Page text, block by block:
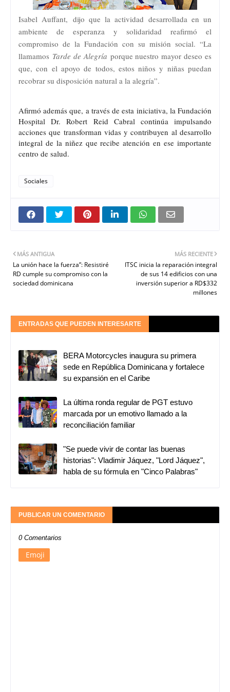
Isabel Auffant, dijo que la actividad desarrollada en un
ambiente de esperanza y solidaridad reafirmó el
compromiso de la Fundación con su misión social. “La
llamamos Tarde de Alegría porque nuestro mayor deseo es
que, con el apoyo de todos, estos niños y niñas puedan
recobrar su disposición natural a la alegría”.
Afirmó además que, a través de esta iniciativa, la Fundación
Hospital Dr. Robert Reid Cabral continúa impulsando
acciones que transforman vidas y contribuyen al desarrollo
integral de la niñez que recibe atención en ese importante
centro de salud.
Sociales
MÁS RECIENTE
ITSC inicia la reparación integral
de sus 14 edificios con una
inversión superior a RD$332
millones
MÁS ANTIGUA
La unión hace la fuerza”: Resistiré
RD cumple su compromiso con la
sociedad dominicana
ENTRADAS QUE PUEDEN INTERESARTE
BERA Motorcycles inaugura su primera
sede en República Dominicana y fortalece
su expansión en el Caribe
La última ronda regular de PGT estuvo
marcada por un emotivo llamado a la
reconciliación familiar
"Se puede vivir de contar las buenas
historias": Vladimir Jáquez, "Lord Jáquez",
habla de su fórmula en "Cinco Palabras"
PUBLICAR UN COMENTARIO
0 Comentarios
Emoji